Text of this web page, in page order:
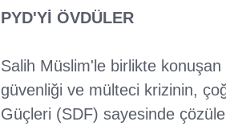
PYD'Yİ ÖVDÜLER
Salih Müslim'le birlikte
güvenliği ve mülteci krizinin,
Güçleri (SDF) sayesinde